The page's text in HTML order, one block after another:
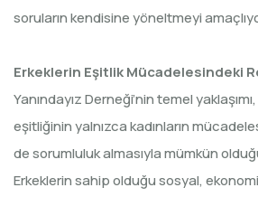
soruların kendisine yöneltmeyi
Erkeklerin Eşitlik Mücadelesindeki
Yanındayız Derneği’nin temel
eşitliğinin yalnızca kadınların
de sorumluluk almasıyla mümkün
Erkeklerin sahip olduğu sosyal,